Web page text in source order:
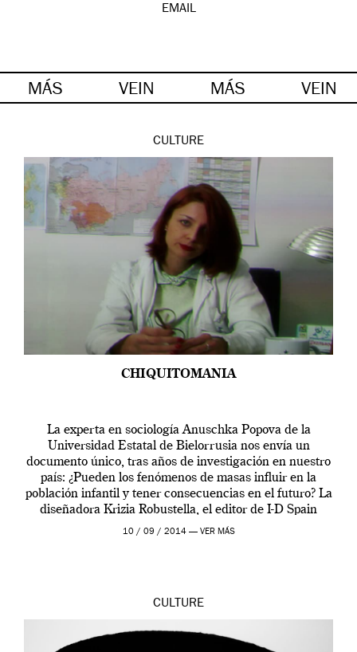
EMAIL
MÁS VEIN MÁS VEIN
CULTURE
CHIQUITOMANIA
La experta en sociología Anuschka Popova de la
Universidad Estatal de Bielorrusia nos envía un
documento único, tras años de investigación en nuestro
país: ¿Pueden los fenómenos de masas influir en la
población infantil y tener consecuencias en el futuro? La
diseñadora Krizia Robustella, el editor de I-D Spain
Vicente Ferrer y el diseñador Manuel […]
10 / 09 / 2014 — VER MÁS
CULTURE